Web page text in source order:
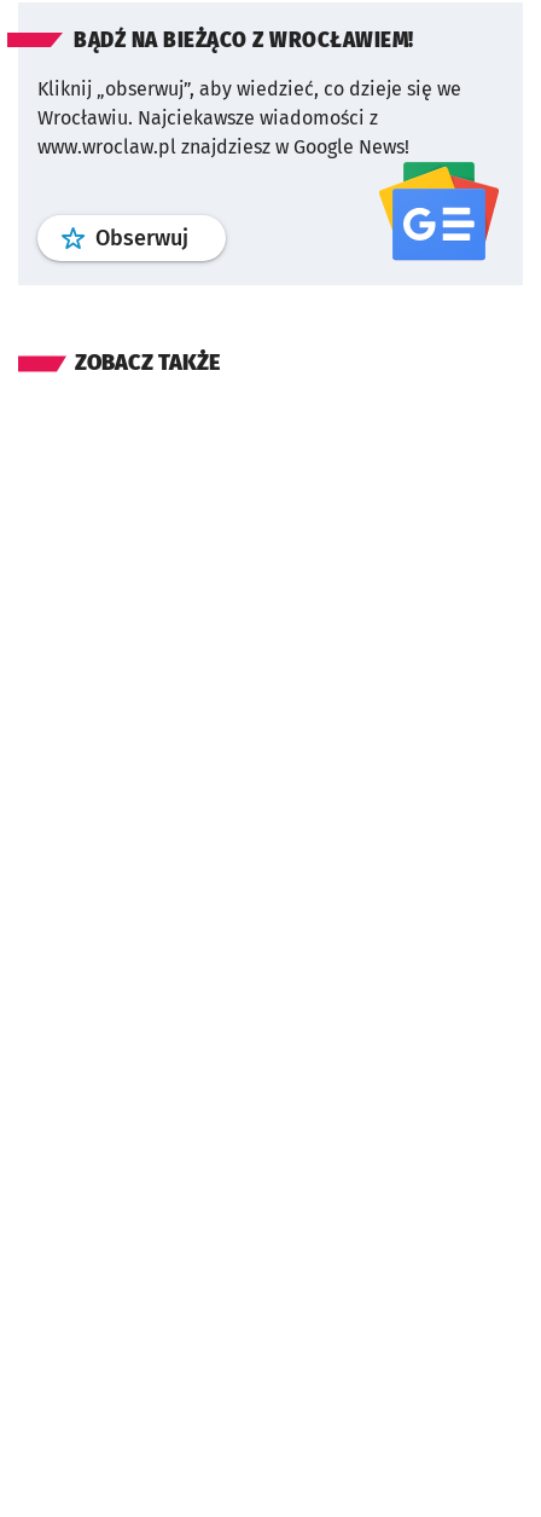
BĄDŹ NA BIEŻĄCO Z WROCŁAWIEM!
Kliknij „obserwuj”, aby wiedzieć, co dzieje się we
Wrocławiu. Najciekawsze wiadomości z
www.wroclaw.pl znajdziesz w Google News!
Obserwuj profil serwisu
ZOBACZ TAKŻE